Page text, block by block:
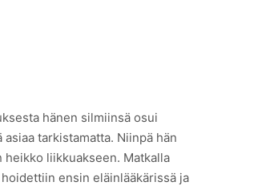
hänen silmiinsä osui
tarkistamatta. Niinpä hän
liikkuakseen. Matkalla
ensin eläinlääkärissä ja